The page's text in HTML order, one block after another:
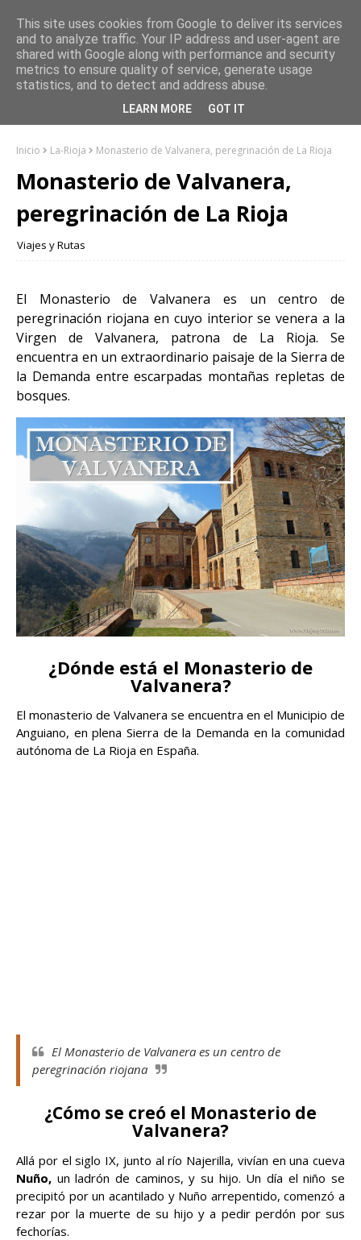
Inicio La-Rioja Monasterio de Valvanera, peregrinación de La Rioja
Monasterio de Valvanera,
peregrinación de La Rioja
Viajes y Rutas
El Monasterio de Valvanera es un centro de
peregrinación riojana en cuyo interior se venera a la
Virgen de Valvanera, patrona de La Rioja. Se
encuentra en un extraordinario paisaje de la Sierra de
la Demanda entre escarpadas montañas repletas de
bosques.
¿Dónde está el Monasterio de
Valvanera?
El monasterio de Valvanera se encuentra en el Municipio de
Anguiano, en plena Sierra de la Demanda en la comunidad
autónoma de La Rioja en España.
El Monasterio de Valvanera es un centro de
peregrinación riojana
¿Cómo se creó el Monasterio de
Valvanera?
Allá por el siglo IX, junto al río Najerilla, vivían en una cueva
Nuño, un ladrón de caminos, y su hijo. Un día el niño se
precipitó por un acantilado y Nuño arrepentido, comenzó a
rezar por la muerte de su hijo y a pedir perdón por sus
fechorías.
This site uses cookies from Google to deliver its services
and to analyze traffic. Your IP address and user-agent are
shared with Google along with performance and security
metrics to ensure quality of service, generate usage
statistics, and to detect and address abuse.
LEARN MORE GOT IT